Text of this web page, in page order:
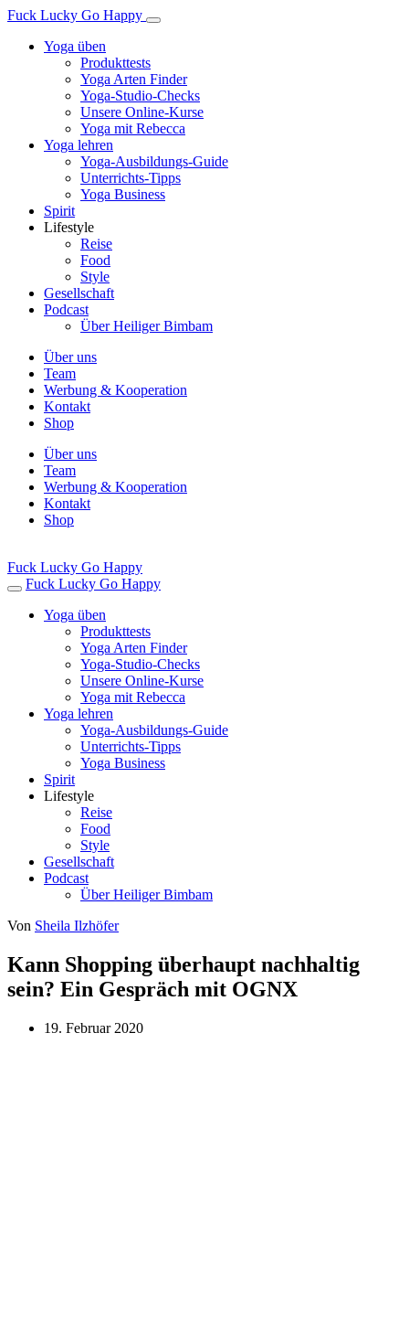
Fuck Lucky Go Happy
Yoga üben
Produkttests
Yoga Arten Finder
Yoga-Studio-Checks
Unsere Online-Kurse
Yoga mit Rebecca
Yoga lehren
Yoga-Ausbildungs-Guide
Unterrichts-Tipps
Yoga Business
Spirit
Lifestyle
Reise
Food
Style
Gesellschaft
Podcast
Über Heiliger Bimbam
Über uns
Team
Werbung & Kooperation
Kontakt
Shop
Über uns
Team
Werbung & Kooperation
Kontakt
Shop
Fuck Lucky Go Happy
Fuck Lucky Go Happy
Yoga üben
Produkttests
Yoga Arten Finder
Yoga-Studio-Checks
Unsere Online-Kurse
Yoga mit Rebecca
Yoga lehren
Yoga-Ausbildungs-Guide
Unterrichts-Tipps
Yoga Business
Spirit
Lifestyle
Reise
Food
Style
Gesellschaft
Podcast
Über Heiliger Bimbam
Von Sheila Ilzhöfer
Kann Shopping überhaupt nachhaltig
sein? Ein Gespräch mit OGNX
19. Februar 2020